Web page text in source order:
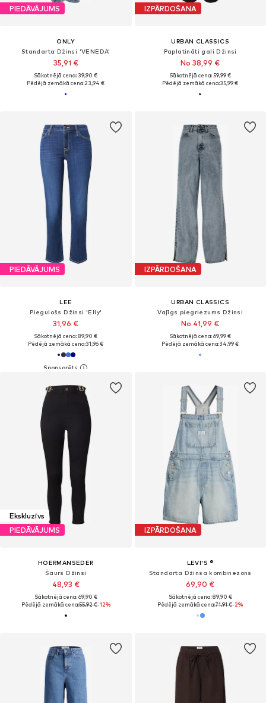
PIEDĀVĀJUMS
ONLY
Standarta Džinsi 'VENEDA'
35,91 €
Sākotnējā cena: 39,90 €
Pēdējā zemākā cena:23,94 €
IZPĀRDOŠANA
URBAN CLASSICS
Paplatināti gali Džinsi
No 38,99 €
Sākotnējā cena: 59,99 €
Pēdējā zemākā cena:35,99 €
PIEDĀVĀJUMS
LEE
Piegulošs Džinsi 'Elly'
31,96 €
Sākotnējā cena: 89,90 €
Pēdējā zemākā cena:31,96 €
IZPĀRDOŠANA
URBAN CLASSICS
Vaļīgs piegriezums Džinsi
No 41,99 €
Sākotnējā cena: 69,99 €
Pēdējā zemākā cena:34,99 €
Ekskluzīvs
PIEDĀVĀJUMS
HOERMANSEDER
Šaurs Džinsi
48,93 €
Sākotnējā cena: 69,90 €
Pēdējā zemākā cena:55,92 €-12%
IZPĀRDOŠANA
LEVI'S ®
Standarta Džinsa kombinezons
69,90 €
Sākotnējā cena: 89,90 €
Pēdējā zemākā cena:71,91 €-2%